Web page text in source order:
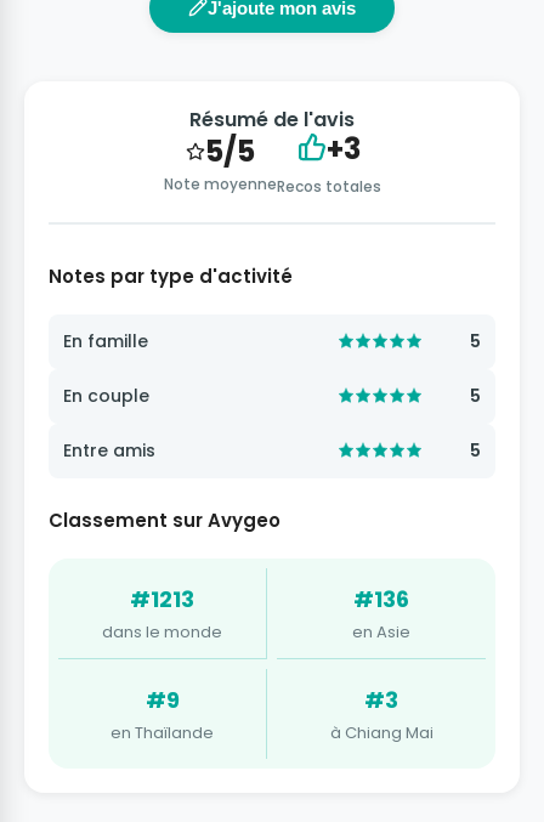
J'ajoute mon avis
Résumé de l'avis
5/5
Note moyenne
+3
Recos totales
Notes par type d'activité
En famille 5
En couple 5
Entre amis 5
Classement sur Avygeo
#1213
dans le monde
#136
en Asie
#9
en Thaïlande
#3
à Chiang Mai